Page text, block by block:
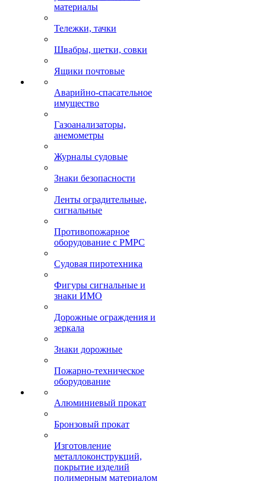
материалы
Тележки, тачки
Швабры, щетки, совки
Ящики почтовые
Аварийно-спасательное
имущество
Газоанализаторы,
анемометры
Журналы судовые
Знаки безопасности
Ленты оградительные,
сигнальные
Противопожарное
оборудование с РМРС
Судовая пиротехника
Фигуры сигнальные и
знаки ИМО
Дорожные ограждения и
зеркала
Знаки дорожные
Пожарно-техническое
оборудование
Алюминиевый прокат
Бронзовый прокат
Изготовление
металлоконструкций,
покрытие изделий
полимерным материалом